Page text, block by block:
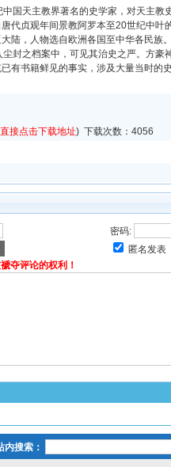
国天主教界著名的史学家，对天主教
代贞观年间景教阿罗本至20世纪中叶
陆，人物选自欧洲各国至中华各民族
封之档案中，可见其治史之严。方豪
有书籍鲜见的事实，涉及大量当时的
接点击下载地址) 下载次数： 4056
密码:
匿名发表
夺评论的权利！
内搜索：